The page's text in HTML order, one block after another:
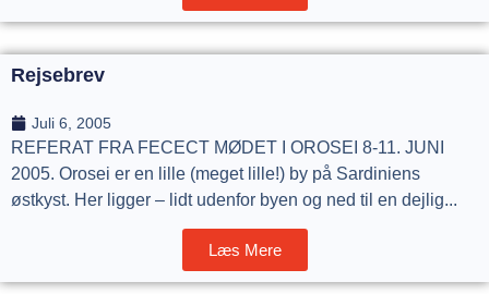
Rejsebrev
Juli 6, 2005
REFERAT FRA FECECT MØDET I OROSEI 8-11. JUNI
2005. Orosei er en lille (meget lille!) by på Sardiniens
østkyst. Her ligger – lidt udenfor byen og ned til en dejlig...
Læs Mere